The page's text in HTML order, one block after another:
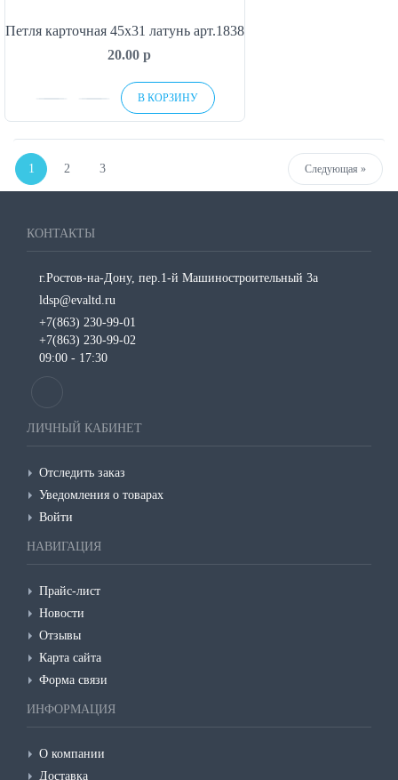
Петля карточная 45х31 латунь арт.1838
20.00 p
В КОРЗИНУ
1 2 3 Следующая »Next
КОНТАКТЫ
г.Ростов-на-Дону, пер.1-й Машиностроительный 3а
ldsp@evaltd.ru
+7(863) 230-99-01
+7(863) 230-99-02
09:00 - 17:30
ЛИЧНЫЙ КАБИНЕТ
Отследить заказ
Уведомления о товарах
Войти
НАВИГАЦИЯ
Прайс-лист
Новости
Отзывы
Карта сайта
Форма связи
ИНФОРМАЦИЯ
О компании
Доставка